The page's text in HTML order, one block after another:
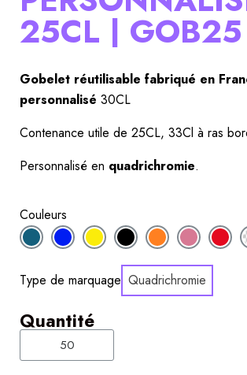
25CL | GOB25
Gobelet réutilisable fabriqué en
personnalisé 30CL
Contenance utile de 25CL, 33Cl à ras
Personnalisé en quadrichromie.
Couleurs
Type de marquage Quadrichromie
Quantité